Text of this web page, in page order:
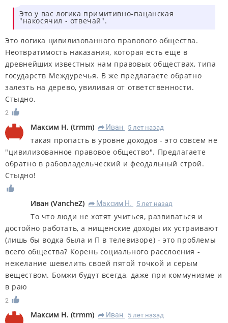
Это у вас логика примитивно-пацанская
"накосячил - отвечай".
Это логика цивилизованного правового общества.
Неотвратимость наказания, которая есть еще в
древнейших известных нам правовых обществах, типа
государств Междуречья. В же предлагаете обратно
залезть на дерево, увиливая от ответственности.
Стыдно.
2
Максим Н. (trmm) R Иван 5 лет назад
такая пропасть в уровне доходов - это совсем не
"цивилизованное правовое общество". Предлагаете
обратно в рабовладельческий и феодальный строй.
Стыдно!
Иван (VancheZ) R Максим Н. 5 лет назад
То что люди не хотят учиться, развиваться и
достойно работать, а нищенские доходы их устраивают
(лишь бы водка была и П в телевизоре) - это проблемы
всего общества? Корень социального расслоения -
нежелание шевелить своей пятой точкой и серым
веществом. Бомжи будут всегда, даже при коммунизме и
в раю
2
Максим Н. (trmm) R Иван 5 лет назад